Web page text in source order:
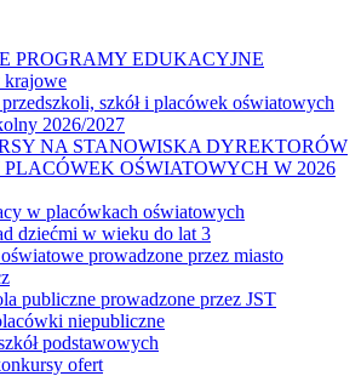
PROGRAMY EDUKACYJNE
krajowe
szkół i placówek oświatowych
2026/2027
NA STANOWISKA DYREKTORÓW
OŚWIATOWYCH W 2026
w placówkach oświatowych
dziećmi w wieku do lat 3
prowadzone przez miasto
publiczne prowadzone przez JST
niepubliczne
podstawowych
ofert